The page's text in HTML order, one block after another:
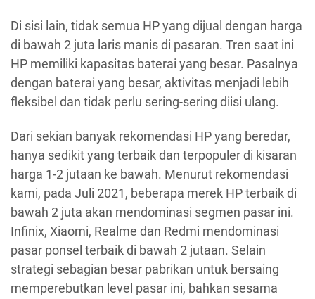
Di sisi lain, tidak semua HP yang dijual dengan harga
di bawah 2 juta laris manis di pasaran. Tren saat ini
HP memiliki kapasitas baterai yang besar. Pasalnya
dengan baterai yang besar, aktivitas menjadi lebih
fleksibel dan tidak perlu sering-sering diisi ulang.
Dari sekian banyak rekomendasi HP yang beredar,
hanya sedikit yang terbaik dan terpopuler di kisaran
harga 1-2 jutaan ke bawah. Menurut rekomendasi
kami, pada Juli 2021, beberapa merek HP terbaik di
bawah 2 juta akan mendominasi segmen pasar ini.
Infinix, Xiaomi, Realme dan Redmi mendominasi
pasar ponsel terbaik di bawah 2 jutaan. Selain
strategi sebagian besar pabrikan untuk bersaing
memperebutkan level pasar ini, bahkan sesama